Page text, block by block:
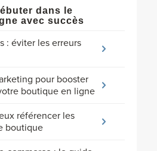
dans le
avec succès
: éviter les erreurs
pour booster
boutique en ligne
référencer les
boutique